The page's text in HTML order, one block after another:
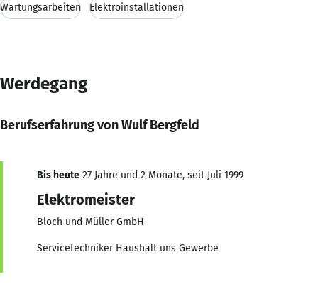
Wartungsarbeiten Elektroinstallationen
Werdegang
Berufserfahrung von Wulf Bergfeld
Bis heute 27 Jahre und 2 Monate, seit Juli 1999
Elektromeister
Bloch und Müller GmbH
Servicetechniker Haushalt uns Gewerbe